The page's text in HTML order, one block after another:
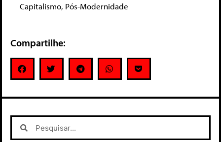
Capitalismo, Pós-Modernidade
Compartilhe: